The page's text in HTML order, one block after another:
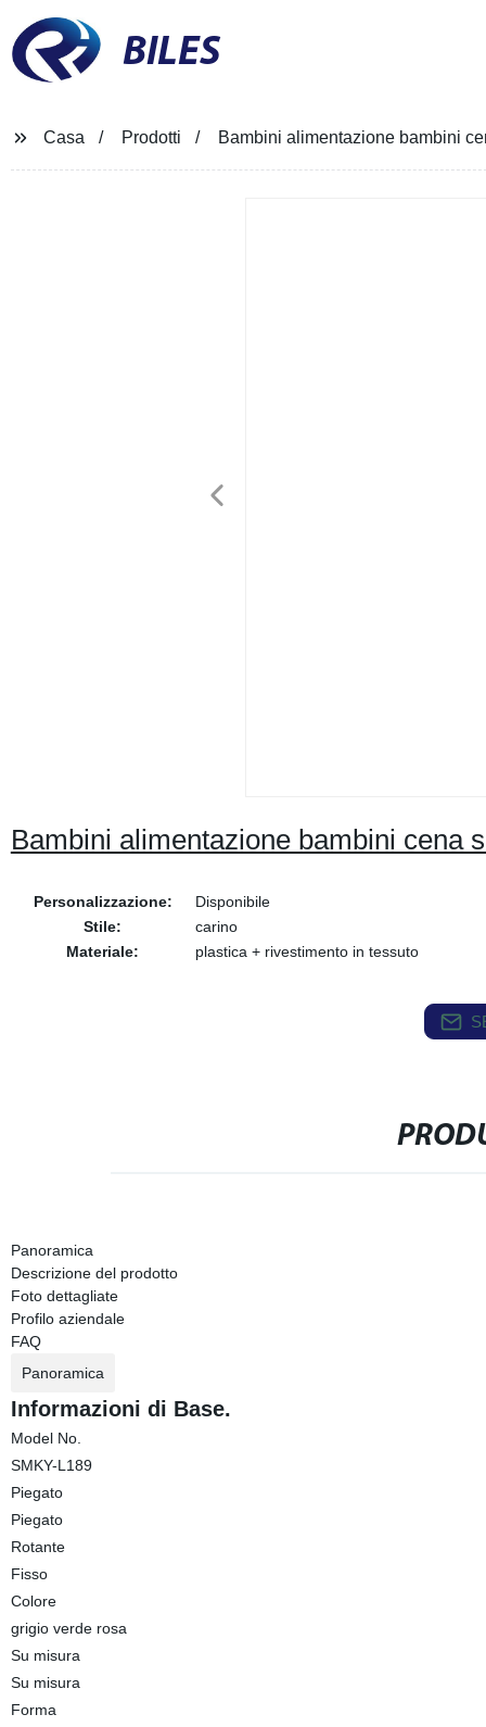
BILES
Casa Prodotti Bambini alimentazione bambini
Bambini alimentazione bambini cena
Personalizzazione:
Disponibile
Stile:
carino
Materiale:
plastica + rivestimento in tessuto
Panoramica
Descrizione del prodotto
Foto dettagliate
Profilo aziendale
FAQ
Panoramica
Informazioni di Base.
Model No.
SMKY-L189
Piegato
Piegato
Rotante
Fisso
Colore
grigio verde rosa
Su misura
Su misura
Forma